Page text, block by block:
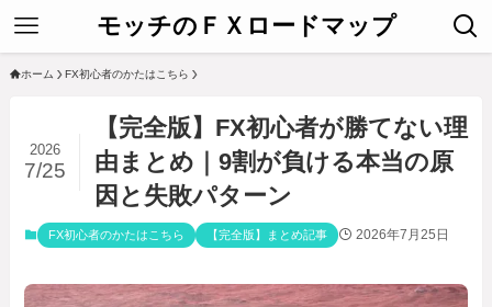
モッチのＦＸロードマップ
ホーム FX初心者のかたはこちら
【完全版】FX初心者が勝てない理
由まとめ｜9割が負ける本当の原
因と失敗パターン
2026
7/25
FX初心者のかたはこちら 【完全版】まとめ記事 2026年7月25日